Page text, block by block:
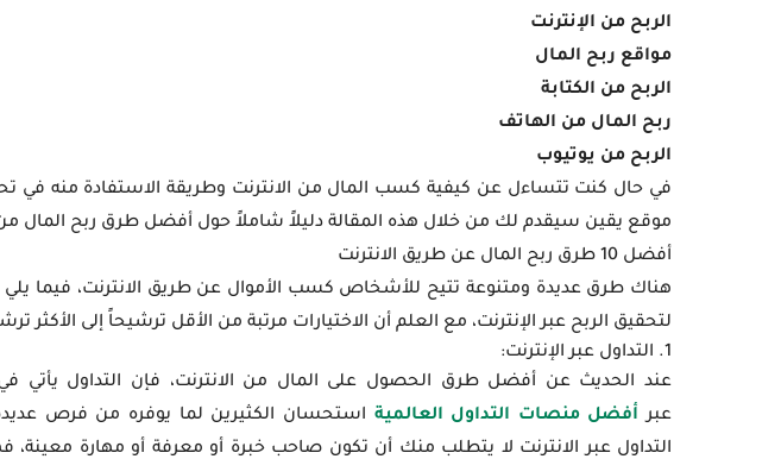
الربح من الإنترنت
مواقع ربح المال
الربح من الكتابة
ربح المال من الهاتف
الربح من يوتيوب
في حال كنت تتساءل عن كيفية كسب المال من الانترنت وطريقة الاستفادة منه في
موقع يقين سيقدم لك من خلال هذه المقالة دليلاً شاملاً حول أفضل طرق ربح المال من
أفضل 10 طرق ربح المال عن طريق الانترنت
لتحقيق الربح عبر الإنترنت، مع العلم أن الاختيارات مرتبة من الأقل ترشيحاً إلى الأكثر ترشيحاً
1. التداول عبر الإنترنت:
عند الحديث عن أفضل طرق الحصول على المال من الانترنت، فإن التداول يأتي
عبر أفضل منصات التداول العالمية استحسان الكثيرين لما يوفره من فرص
التداول عبر الانترنت لا يتطلب منك أن تكون صاحب خبرة أو معرفة أو مهارة